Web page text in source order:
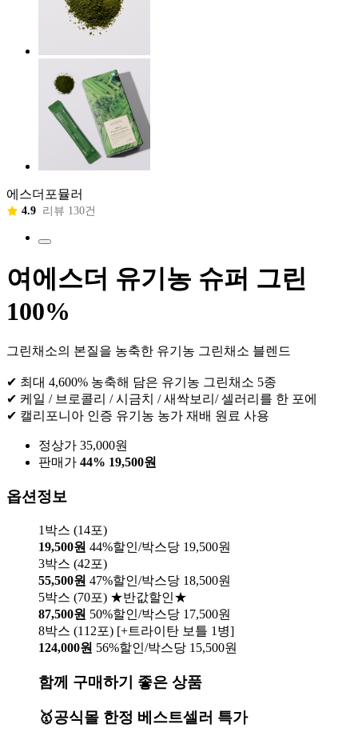
에스더포뮬러
4.9 리뷰 130건
여에스더 유기농 슈퍼 그린
100%
그린채소의 본질을 농축한 유기농 그린채소 블렌드
✔ 최대 4,600% 농축해 담은 유기농 그린채소 5종
✔ 케일 / 브로콜리 / 시금치 / 새싹보리/ 셀러리를 한 포에
✔ 캘리포니아 인증 유기농 농가 재배 원료 사용
정상가 35,000원
판매가 44% 19,500원
옵션정보
1박스 (14포)
19,500원 44%할인/박스당 19,500원
3박스 (42포)
55,500원 47%할인/박스당 18,500원
5박스 (70포) ★반값할인★
87,500원 50%할인/박스당 17,500원
8박스 (112포) [+트라이탄 보틀 1병]
124,000원 56%할인/박스당 15,500원
함께 구매하기 좋은 상품
🥇공식몰 한정 베스트셀러 특가